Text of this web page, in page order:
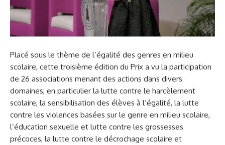
Placé sous le thème de l’égalité des genres en milieu
scolaire, cette troisième édition du Prix a vu la participation
de 26 associations menant des actions dans divers
domaines, en particulier la lutte contre le harcèlement
scolaire, la sensibilisation des élèves à l’égalité, la lutte
contre les violences basées sur le genre en milieu scolaire,
l’éducation sexuelle et lutte contre les grossesses
précoces, la lutte contre le décrochage scolaire et